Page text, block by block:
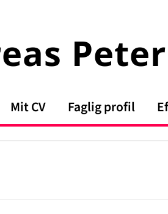
Mit CV Faglig profil